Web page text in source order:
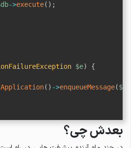
->execute( ) ;
$e) {
( ) ->enqueueMessage($e
بعدش چی؟